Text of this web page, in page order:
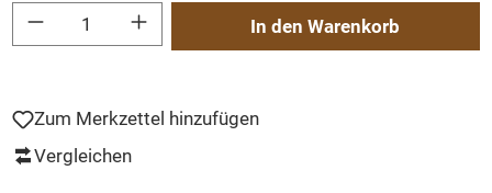
Produkt Anzahl: Gib den gewünschten Wert ein oder benutze die Schaltflächen
In den Warenkorb
Zum Merkzettel hinzufügen
Vergleichen